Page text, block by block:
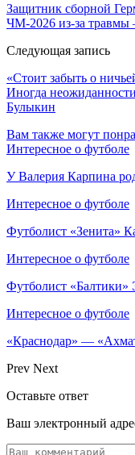
Защитник сборной
ЧМ‑2026 из‑за
Следующая запись
«Стоит забыть о
Иногда
Булыкин
Вам также могут
Интересное о футболе
У Валерия Карпина
Интересное о футболе
Футболист «Зенита»
Интересное о футболе
Футболист
Интересное о футболе
«Краснодар» —
Prev Next
Оставьте ответ
Ваш электронный